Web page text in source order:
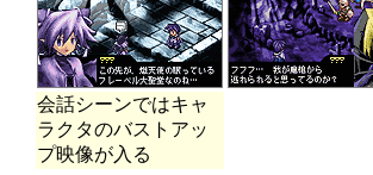
会話シーンではキャ
ラクタのバストアッ
プ映像が入る